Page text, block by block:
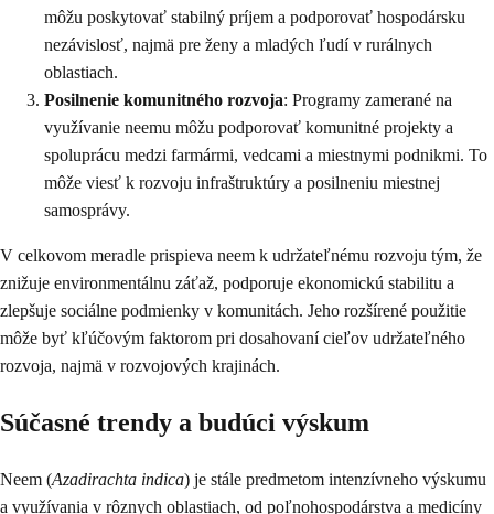
môžu poskytovať stabilný príjem a podporovať hospodársku
nezávislosť, najmä pre ženy a mladých ľudí v rurálnych
oblastiach.
Posilnenie komunitného rozvoja: Programy zamerané na
využívanie neemu môžu podporovať komunitné projekty a
spoluprácu medzi farmármi, vedcami a miestnymi podnikmi. To
môže viesť k rozvoju infraštruktúry a posilneniu miestnej
samosprávy.
V celkovom meradle prispieva neem k udržateľnému rozvoju tým, že
znižuje environmentálnu záťaž, podporuje ekonomickú stabilitu a
zlepšuje sociálne podmienky v komunitách. Jeho rozšírené použitie
môže byť kľúčovým faktorom pri dosahovaní cieľov udržateľného
rozvoja, najmä v rozvojových krajinách.
Súčasné trendy a budúci výskum
Neem (Azadirachta indica) je stále predmetom intenzívneho výskumu
a využívania v rôznych oblastiach, od poľnohospodárstva a medicíny